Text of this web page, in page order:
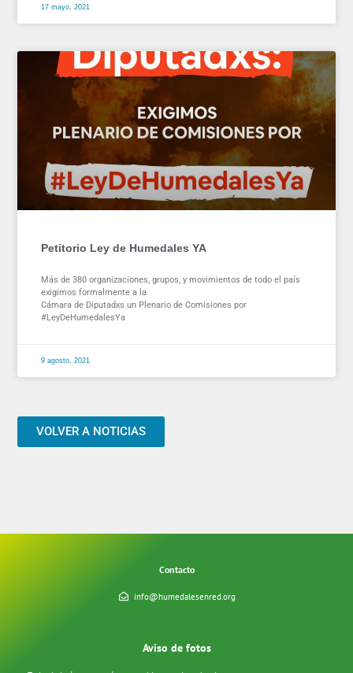
17 mayo, 2021
Petitorio Ley de Humedales YA
Más de 380 organizaciones, grupos, y movimientos de todo el país
exigimos formalmente a la
Cámara de Diputadxs un Plenario de Comisiones por
#LeyDeHumedalesYa
9 agosto, 2021
VOLVER A NOTICIAS
Contacto
info@humedalesenred.org
Aviso de fotos